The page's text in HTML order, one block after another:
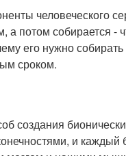
человеческого
а потом собирается -
его нужно
сроком.
создания
и каждый